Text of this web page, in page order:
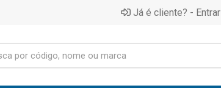
Já é cliente? - Entrar